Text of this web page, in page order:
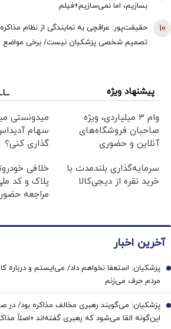
بسازیم، اما نمی‌سازیم+فیلم
حقیقت‌پور: عراقچی به نمایندگی از نظام
تصمیم شخصی پزشکیان نیست/ برخی مواضع
10
پیشنهاد ویژه
وام ۳ میلیاردی، ویژه
صاحبان فروشگاه‌های
آنلاین و حضوری
میدونستی
سهام
گذاری کنی؟
سرمایه‌گذاری بلندمدت با
خرید نقره از دیجی‌کالا
خلافی
پلاک و کد
مراجعه
آخرین اخبار
پزشکیان: استعفا نخواهم داد/ می‌ایستم و درباره
مردم حرف می‌زنم
1
پزشکیان: می‌گویند رهبری مخالف مذاکره بود/ در
این‌گونه القا می‌شود که رهبری گفته‌اند «اصلاً
2